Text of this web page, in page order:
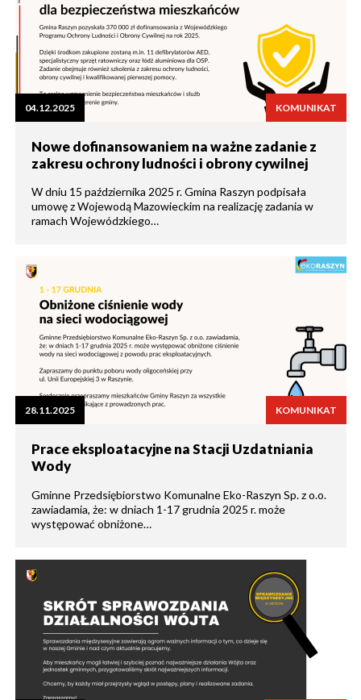
04.12.2025 KOMUNIKAT
Nowe dofinansowaniem na ważne zadanie z
zakresu ochrony ludności i obrony cywilnej
W dniu 15 października 2025 r. Gmina Raszyn podpisała
umowę z Wojewodą Mazowieckim na realizację zadania w
ramach Wojewódzkiego…
28.11.2025 KOMUNIKAT
Prace eksploatacyjne na Stacji Uzdatniania
Wody
Gminne Przedsiębiorstwo Komunalne Eko-Raszyn Sp. z o.o.
zawiadamia, że: w dniach 1-17 grudnia 2025 r. może
występować obniżone…